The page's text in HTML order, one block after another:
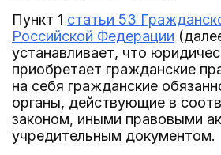
Пункт 1 статьи 53
Российской Федерации
устанавливает, что
приобретает гражданские
на себя гражданские
органы, действующие в
законом, иными правовыми
учредительным документом.